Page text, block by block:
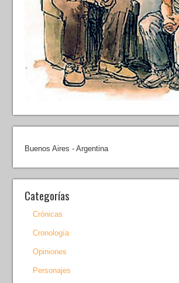
Buenos Aires - Argentina
Categorías
Crónicas
Cronología
Opiniones
Personajes